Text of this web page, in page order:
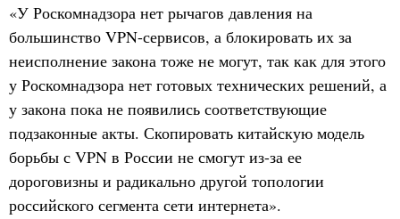
«У Роскомнадзора нет рычагов давления на
большинство VPN-сервисов, а блокировать их за
неисполнение закона тоже не могут, так как для этого
у Роскомнадзора нет готовых технических решений, а
у закона пока не появились соответствующие
подзаконные акты. Скопировать китайскую модель
борьбы с VPN в России не смогут из-за ее
дороговизны и радикально другой топологии
российского сегмента сети интернета».